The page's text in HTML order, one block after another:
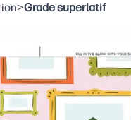
>Grade superlatif